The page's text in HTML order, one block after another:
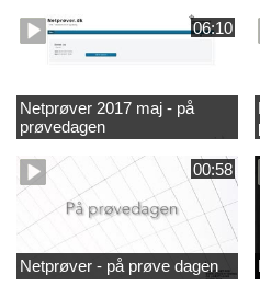
06:10
Netprøver 2017 maj - på
prøvedagen
00:58
Netprøver - på prøve dagen